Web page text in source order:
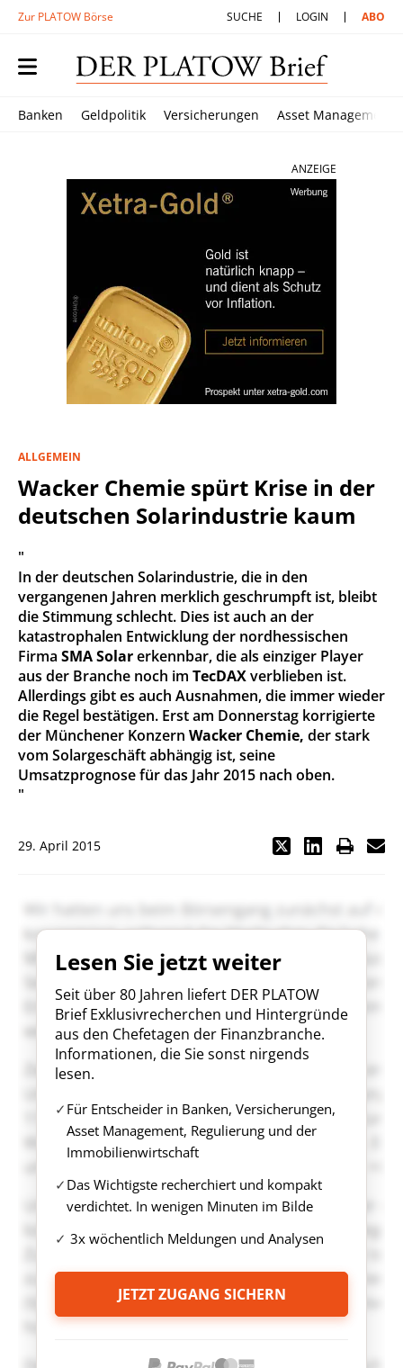
Zur PLATOW Börse SUCHE LOGIN ABO
Banken Geldpolitik Versicherungen Asset Management
ANZEIGE
ALLGEMEIN
Wacker Chemie spürt Krise in der
deutschen Solarindustrie kaum
"
In der deutschen Solarindustrie, die in den
vergangenen Jahren merklich geschrumpft ist, bleibt
die Stimmung schlecht. Dies ist auch an der
katastrophalen Entwicklung der nordhessischen
Firma SMA Solarerkennbar, die als einziger Player
aus der Branche noch im TecDAXverblieben ist.
Allerdings gibt es auch Ausnahmen, die immer wieder
die Regel bestätigen. Erst am Donnerstag korrigierte
der Münchener Konzern Wacker Chemie, der stark
vom Solargeschäft abhängig ist, seine
Umsatzprognose für das Jahr 2015 nach oben.
"
29. April 2015
Lesen Sie jetzt weiter
Seit über 80 Jahren liefert DER PLATOW
Brief Exklusivrecherchen und Hintergründe
aus den Chefetagen der Finanzbranche.
Informationen, die Sie sonst nirgends
lesen.
Für Entscheider in Banken, Versicherungen,
Asset Management, Regulierung und der
Immobilienwirtschaft
Das Wichtigste recherchiert und kompakt
verdichtet. In wenigen Minuten im Bilde
3x wöchentlich Meldungen und Analysen
JETZT ZUGANG SICHERN